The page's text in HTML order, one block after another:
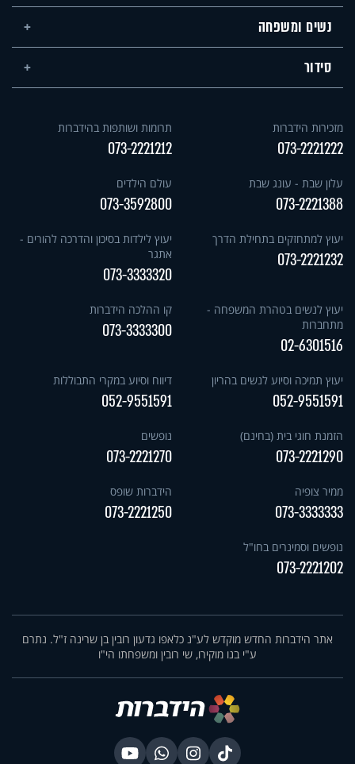
נשים ומשפחה
סידור
מזכירות הידברות
073-2221222
תרומות ושותפות בהידברות
073-2221212
עלון שבת - עונג שבת
073-2221388
עולם הילדים
073-3592800
יעוץ למתחזקים בתחילת הדרך
073-2221232
יעוץ לילדות בסיכון והדרכה להורים -
אתגר
073-3333320
יעוץ לנשים בטהרת המשפחה -
מתחברות
02-6301516
קו ההלכה הידברות
073-3333300
יעוץ תמיכה וסיוע לנשים בהריון
052-9551591
דיווח וסיוע במקרי התבוללות
052-9551591
הזמנת חוגי בית (בחינם)
073-2221290
נופשים
073-2221270
ממיר צופיה
073-3333333
הידברות שופס
073-2221250
נופשים וסמינרים בחו"ל
073-2221202
אתר הידברות החדש מוקדש לע"נ כלאפו גדעון רובין בן שרינה ז"ל. נתרם
ע"י בנו מוקירו, שי רובין ומשפחתו הי"ו